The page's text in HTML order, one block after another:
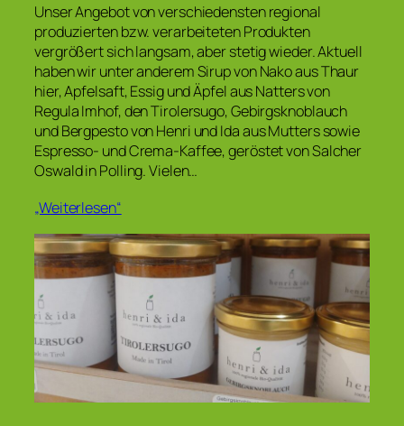
Unser Angebot von verschiedensten regional
produzierten bzw. verarbeiteten Produkten
vergrößert sich langsam, aber stetig wieder. Aktuell
haben wir unter anderem Sirup von Nako aus Thaur
hier, Apfelsaft, Essig und Äpfel aus Natters von
Regula Imhof, den Tirolersugo, Gebirgsknoblauch
und Bergpesto von Henri und Ida aus Mutters sowie
Espresso- und Crema-Kaffee, geröstet von Salcher
Oswald in Polling. Vielen…
„Weiterlesen“